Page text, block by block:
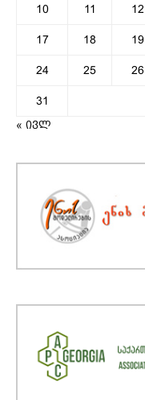
10 11 12
17 18 19
24 25 26
31
« ივლ